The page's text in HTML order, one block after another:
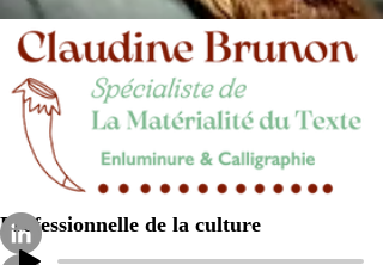
Professionnelle de la culture